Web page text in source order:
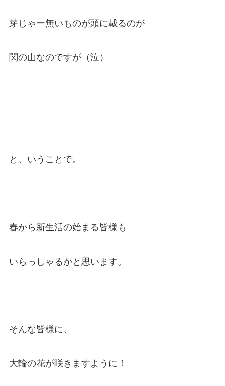
芽じゃー無いものが頭に載るのが
関の山なのですが（泣）
と、いうことで。
春から新生活の始まる皆様も
いらっしゃるかと思います。
そんな皆様に、
大輪の花が咲きますように！